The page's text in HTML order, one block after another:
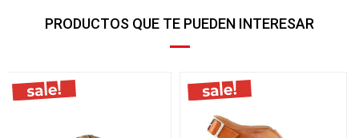
PRODUCTOS QUE TE PUEDEN INTERESAR